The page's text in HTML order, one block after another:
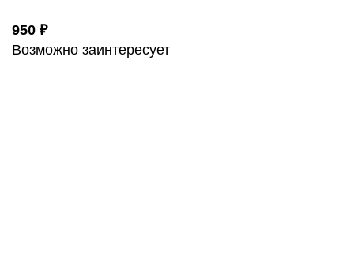
950 ₽
Возможно заинтересует